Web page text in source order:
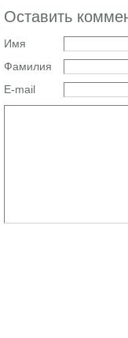
Оставить
Имя
Фамилия
E-mail